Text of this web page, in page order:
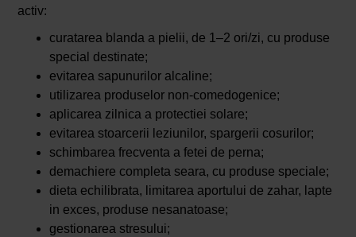
activ:
curatarea blanda a pielii, de 1–2 ori/zi, cu produse
special destinate;
evitarea sapunurilor alcaline;
utilizarea produselor non-comedogenice;
aplicarea zilnica a protectiei solare;
evitarea stoarcerii leziunilor, spargerii cosurilor;
schimbarea frecventa a fetei de perna;
demachiere completa seara, cu produse speciale;
dieta echilibrata, limitarea aportului de zahar, lapte
in exces, produse nesanatoase;
gestionarea stresului;